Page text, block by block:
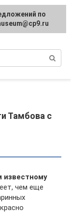
и
Тамбова с
известному
чем еще
по